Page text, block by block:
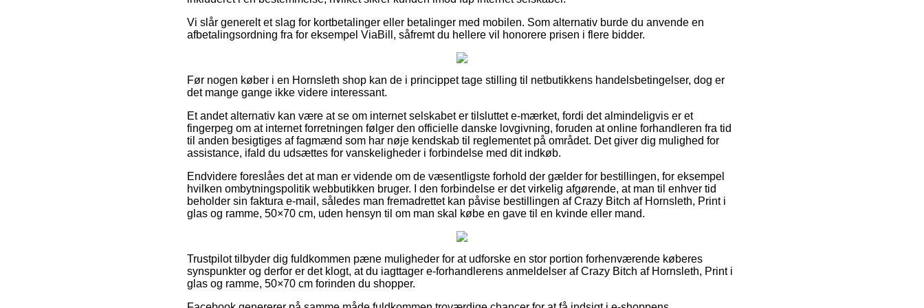
Vi slår generelt et slag for kortbetalinger eller betalinger med mobilen. Som alternativ burde du anvende en
afbetalingsordning fra for eksempel ViaBill, såfremt du hellere vil honorere prisen i flere bidder.
Før nogen køber i en Hornsleth shop kan de i princippet tage stilling til netbutikkens handelsbetingelser, dog er
det mange gange ikke videre interessant.
Et andet alternativ kan være at se om internet selskabet er tilsluttet e-mærket, fordi det almindeligvis er et
fingerpeg om at internet forretningen følger den officielle danske lovgivning, foruden at online forhandleren fra tid
til anden besigtiges af fagmænd som har nøje kendskab til reglementet på området. Det giver dig mulighed for
assistance, ifald du udsættes for vanskeligheder i forbindelse med dit indkøb.
Endvidere foreslåes det at man er vidende om de væsentligste forhold der gælder for bestillingen, for eksempel
hvilken ombytningspolitik webbutikken bruger. I den forbindelse er det virkelig afgørende, at man til enhver tid
beholder sin faktura e-mail, således man fremadrettet kan påvise bestillingen af Crazy Bitch af Hornsleth, Print i
glas og ramme, 50×70 cm, uden hensyn til om man skal købe en gave til en kvinde eller mand.
Trustpilot tilbyder dig fuldkommen pæne muligheder for at udforske en stor portion forhenværende køberes
synspunkter og derfor er det klogt, at du iagttager e-forhandlerens anmeldelser af Crazy Bitch af Hornsleth, Print i
glas og ramme, 50×70 cm forinden du shopper.